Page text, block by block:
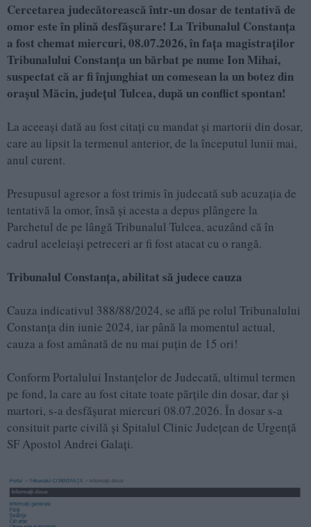
Cercetarea judecătorească într-un dosar de tentativă de
omor este în plină desfășurare! La Tribunalul Constanța
a fost chemat miercuri, 08.07.2026, în fața magistraților
Tribunalului Constanța un bărbat pe nume Ion Mihai,
suspectat că ar fi înjunghiat un comesean la un botez din
orașul Măcin, județul Tulcea, după un conflict spontan!
La aceeași dată au fost citați cu mandat și martorii din dosar,
care au lipsit la termenul anterior, de la începutul lunii mai,
anul curent.
Presupusul agresor a fost trimis în judecată sub acuzația de
tentativă la omor, însă și acesta a depus plângere la
Parchetul de pe lângă Tribunalul Tulcea, acuzând că în
cadrul aceleiași petreceri ar fi fost atacat cu o rangă.
Tribunalul Constanța, abilitat să judece cauza
Cauza indicativul 388/88/2024, se află pe rolul Tribunalului
Constanța din iunie 2024, iar până la momentul actual,
cauza a fost amânată de nu mai puțin de 15 ori!
Conform Portalului Instanțelor de Judecată, ultimul termen
pe fond, la care au fost citate toate părțile din dosar, dar și
martori, s-a desfășurat miercuri 08.07.2026. În dosar s-a
consituit parte civilă și Spitalul Clinic Judeţean de Urgenţă
SF Apostol Andrei Galați.